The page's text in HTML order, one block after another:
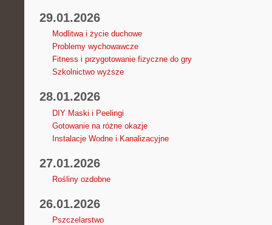
29.01.2026
Modlitwa i życie duchowe
Problemy wychowawcze
Fitness i przygotowanie fizyczne do gry
Szkolnictwo wyższe
28.01.2026
DIY Maski i Peelingi
Gotowanie na różne okazje
Instalacje Wodne i Kanalizacyjne
27.01.2026
Rośliny ozdobne
26.01.2026
Pszczelarstwo